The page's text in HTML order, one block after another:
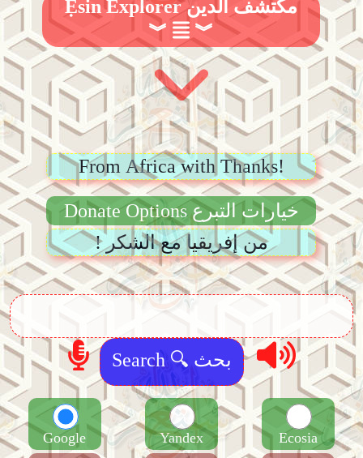
Ẹsin Explorer مكتشف الدين
︾
︾
From Africa with Thanks!
Donate Options خيارات التبرع
! من إفريقيا مع الشكر
Google Yandex Ecosia